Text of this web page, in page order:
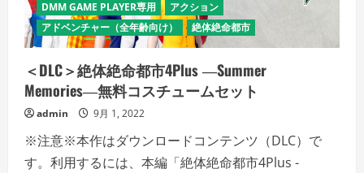
DMM GAME PLAYER専用
アクション
アドベンチャー（全年齢向け）
絶体絶命都市
＜DLC＞絶体絶命都市4Plus ―Summer
Memories―無料コスチュームセット
admin 9月 1, 2022
※注意※本作はダウンロードコンテンツ（DLC）で
す。利用するには、本編「絶体絶命都市4Plus -